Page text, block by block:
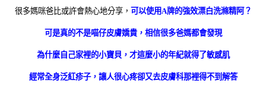
很多媽咪爸比或許會熱心地分享， 可以使用A牌的強效漂白洗滌精阿？
可是真的不是喵仔皮膚嬌貴，相信很多爸媽都會發現
為什麼自己家裡的小寶貝，才這麼小的年紀就得了敏感肌
經常全身泛紅疹子，讓人很心疼卻又去皮膚科那裡得不到解答